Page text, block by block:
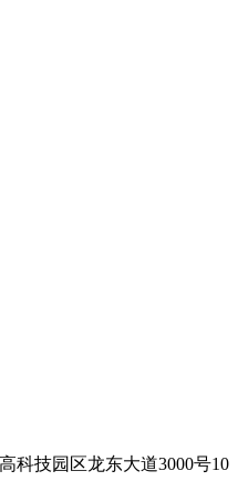
科技园区龙东大道3000号10